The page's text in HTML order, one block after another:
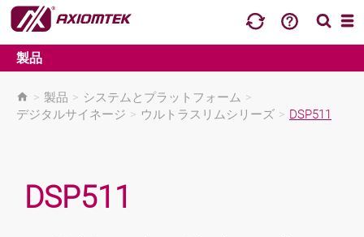
製品
> 製品 > システムとプラットフォーム >
デジタルサイネージ > ウルトラスリムシリーズ > DSP511
DSP511